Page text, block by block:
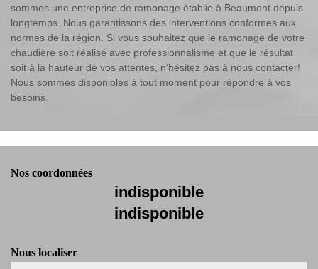
sommes une entreprise de ramonage établie à Beaumont depuis
longtemps. Nous garantissons des interventions conformes aux
normes de la région. Si vous souhaitez que le ramonage de votre
chaudière soit réalisé avec professionnalisme et que le résultat
soit à la hauteur de vos attentes, n'hésitez pas à nous contacter!
Nous sommes disponibles à tout moment pour répondre à vos
besoins.
Nos coordonnées
indisponible
indisponible
Nous localiser